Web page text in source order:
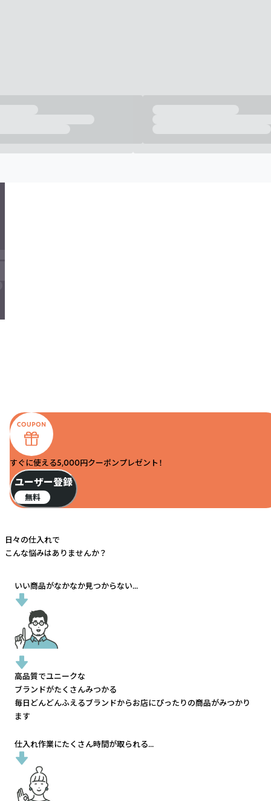
すぐに使える5,000円クーポンプレゼント！
ユーザー登録
無料
日々の仕入れで
こんな悩みはありませんか？
いい商品がなかなか見つからない...
高品質でユニークな
ブランドがたくさんみつかる
毎日どんどんふえるブランドからお店にぴったりの商品がみつかり
ます
仕入れ作業にたくさん時間が取られる...